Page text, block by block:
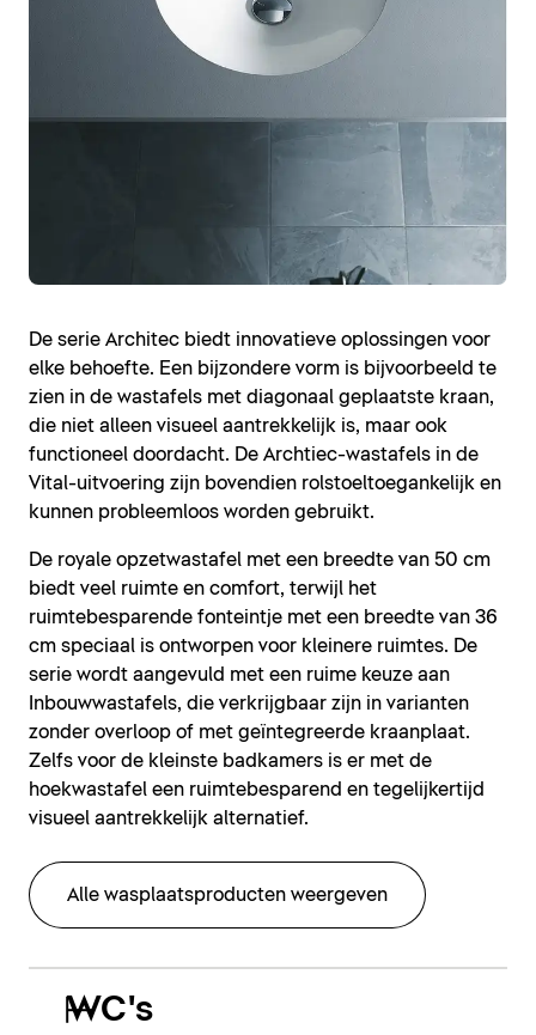
De serie Architec biedt innovatieve oplossingen voor
elke behoefte. Een bijzondere vorm is bijvoorbeeld te
zien in de wastafels met diagonaal geplaatste kraan,
die niet alleen visueel aantrekkelijk is, maar ook
functioneel doordacht. De Archtiec-wastafels in de
Vital-uitvoering zijn bovendien rolstoeltoegankelijk en
kunnen probleemloos worden gebruikt.
De royale opzetwastafel met een breedte van 50 cm
biedt veel ruimte en comfort, terwijl het
ruimtebesparende fonteintje met een breedte van 36
cm speciaal is ontworpen voor kleinere ruimtes. De
serie wordt aangevuld met een ruime keuze aan
Inbouwwastafels, die verkrijgbaar zijn in varianten
zonder overloop of met geïntegreerde kraanplaat.
Zelfs voor de kleinste badkamers is er met de
hoekwastafel een ruimtebesparend en tegelijkertijd
visueel aantrekkelijk alternatief.
Alle wasplaatsproducten weergeven
WC's